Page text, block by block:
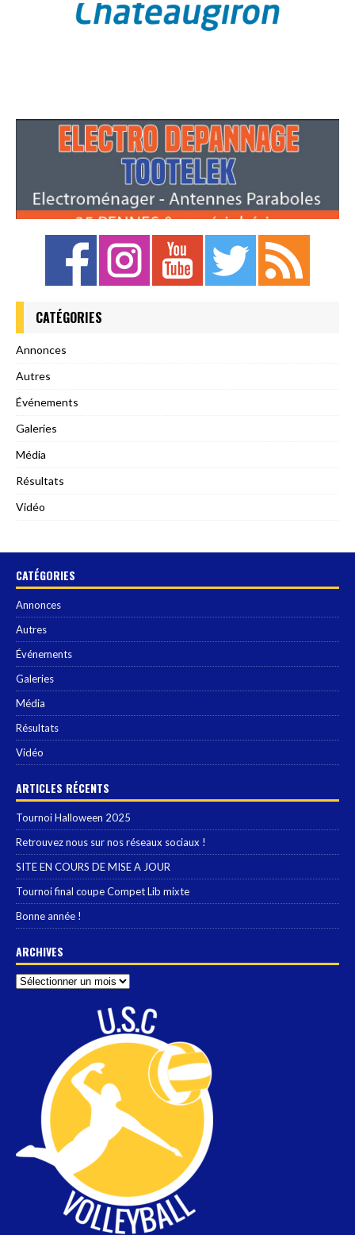
CATÉGORIES
Annonces
Autres
Événements
Galeries
Média
Résultats
Vidéo
CATÉGORIES
Annonces
Autres
Événements
Galeries
Média
Résultats
Vidéo
ARTICLES RÉCENTS
Tournoi Halloween 2025
Retrouvez nous sur nos réseaux sociaux !
SITE EN COURS DE MISE A JOUR
Tournoi final coupe Compet Lib mixte
Bonne année !
ARCHIVES